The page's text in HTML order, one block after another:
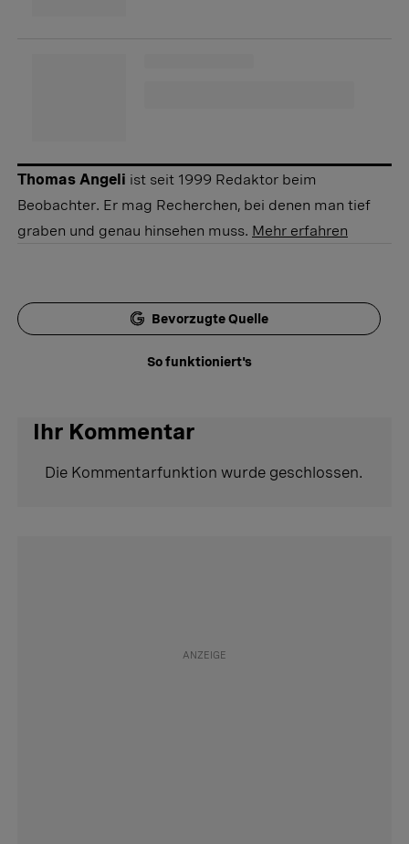
Thomas Angeli ist seit 1999 Redaktor beim
Beobachter. Er mag Recherchen, bei denen man tief
graben und genau hinsehen muss. Mehr erfahren
Bevorzugte Quelle
So funktioniert's
Ihr Kommentar
Die Kommentarfunktion wurde geschlossen.